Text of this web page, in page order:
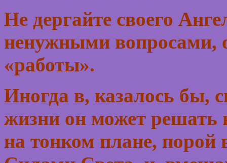
Не дергайте своего
ненужными вопросами,
«работы».
Иногда в, казалось бы,
жизни он может решать
на тонком плане, порой